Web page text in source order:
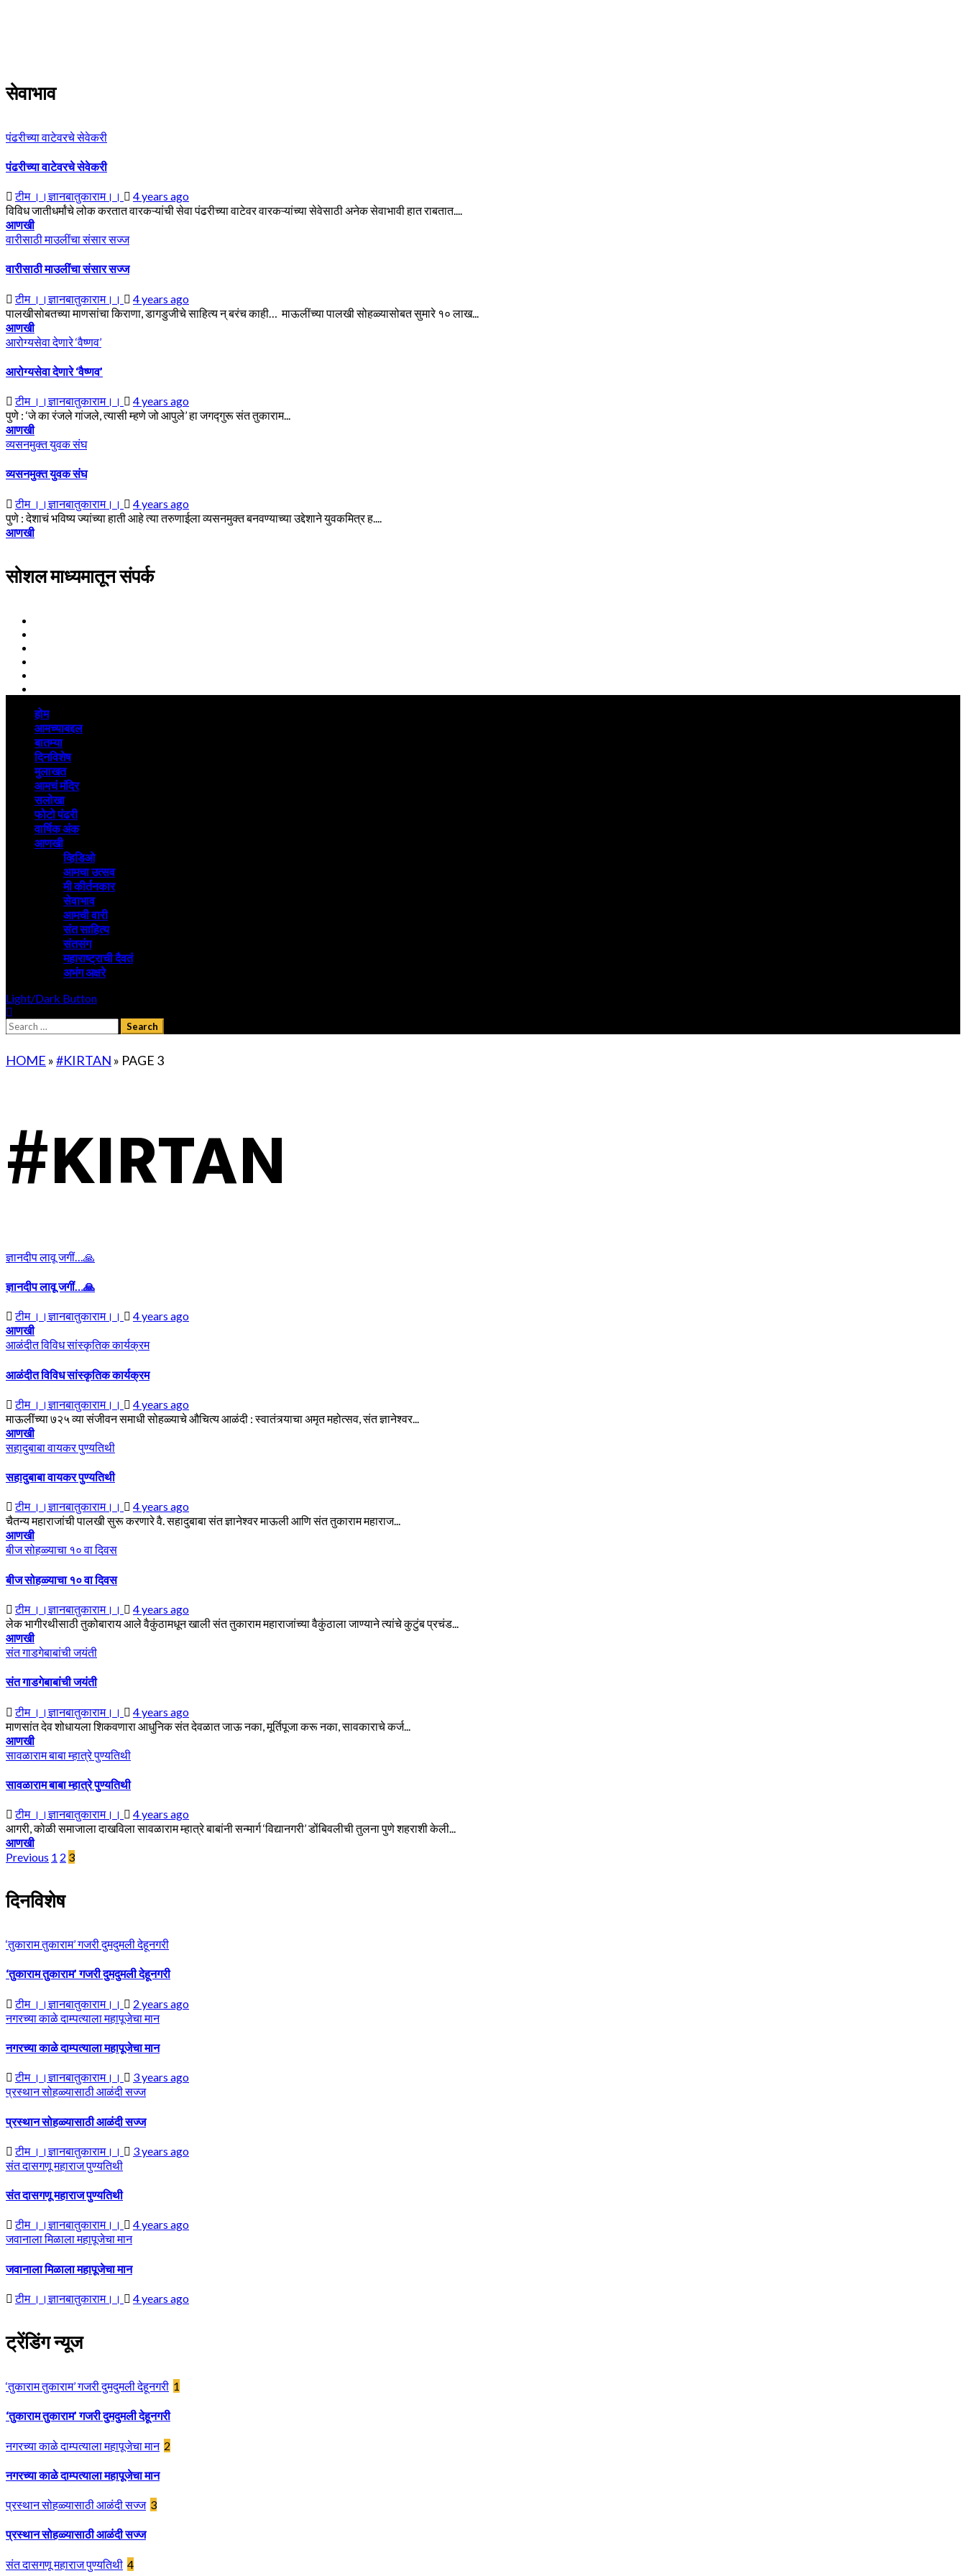
सेवाभाव
पंढरीच्या वाटेवरचे सेवेकरी
पंढरीच्या वाटेवरचे सेवेकरी
टीम ।।ज्ञानबातुकाराम।।
4 years ago
विविध जातीधर्मांचे लोक करतात वारकऱ्यांची सेवा पंढरीच्या वाटेवर वारकऱ्यांच्या सेवेसाठी अनेक सेवाभावी हात राबतात....
आणखी
वारीसाठी माउलींचा संसार सज्ज
वारीसाठी माउलींचा संसार सज्ज
टीम ।।ज्ञानबातुकाराम।।
4 years ago
पालखीसोबतच्या माणसांचा किराणा, डागडुजीचे साहित्य न् बरंच काही… माऊलींच्या पालखी सोहळ्यासोबत सुमारे १० लाख...
आणखी
आरोग्यसेवा देणारे ‘वैष्णव’
आरोग्यसेवा देणारे ‘वैष्णव’
टीम ।।ज्ञानबातुकाराम।।
4 years ago
पुणे : ‘जे का रंजले गांजले, त्यासी म्हणे जो आपुले’ हा जगद्गुरू संत तुकाराम...
आणखी
व्यसनमुक्त युवक संघ
व्यसनमुक्त युवक संघ
टीम ।।ज्ञानबातुकाराम।।
4 years ago
पुणे : देशाचं भविष्य ज्यांच्या हाती आहे त्या तरुणाईला व्यसनमुक्त बनवण्याच्या उद्देशाने युवकमित्र ह....
आणखी
सोशल माध्यमातून संपर्क
Primary
होम
आमच्याबद्दल
बातम्या
दिनविशेष
मुलाखत
आमचं मंदिर
सलोखा
फोटो पंढरी
वार्षिक अंक
आणखी
व्हिडिओ
आमचा उत्सव
मी कीर्तनकार
सेवाभाव
आमची वारी
संत साहित्य
संतसंग
महाराष्ट्राची दैवतं
अभंग अक्षरे
Light/Dark Button
Search
for:
HOME »#KIRTAN » PAGE 3
#KIRTAN
ज्ञानदीप लावू जगीं…🙏
ज्ञानदीप लावू जगीं…🙏
टीम ।।ज्ञानबातुकाराम।।
4 years ago
आणखी
आळंदीत विविध सांस्कृतिक कार्यक्रम
आळंदीत विविध सांस्कृतिक कार्यक्रम
टीम ।।ज्ञानबातुकाराम।।
4 years ago
माऊलींच्या ७२५ व्या संजीवन समाधी सोहळ्याचे औचित्य आळंदी : स्वातंत्र्याचा अमृत महोत्सव, संत ज्ञानेश्वर...
आणखी
सहादुबाबा वायकर पुण्यतिथी
सहादुबाबा वायकर पुण्यतिथी
टीम ।।ज्ञानबातुकाराम।।
4 years ago
चैतन्य महाराजांची पालखी सुरू करणारे वै. सहादुबाबा संत ज्ञानेश्वर माऊली आणि संत तुकाराम महाराज...
आणखी
बीज सोहळ्याचा १० वा दिवस
बीज सोहळ्याचा १० वा दिवस
टीम ।।ज्ञानबातुकाराम।।
4 years ago
लेक भागीरथीसाठी तुकोबाराय आले वैकुंठामधून खाली संत तुकाराम महाराजांच्या वैकुंठाला जाण्याने त्यांचे कुटुंब प्रचंड...
आणखी
संत गाडगेबाबांची जयंती
संत गाडगेबाबांची जयंती
टीम ।।ज्ञानबातुकाराम।।
4 years ago
माणसांत देव शोधायला शिकवणारा आधुनिक संत देवळात जाऊ नका, मूर्तिपूजा करू नका, सावकाराचे कर्ज...
आणखी
सावळाराम बाबा म्हात्रे पुण्यतिथी
सावळाराम बाबा म्हात्रे पुण्यतिथी
टीम ।।ज्ञानबातुकाराम।।
4 years ago
आगरी, कोळी समाजाला दाखविला सावळाराम म्हात्रे बाबांनी सन्मार्ग ‘विद्यानगरी’ डोंबिवलीची तुलना पुणे शहराशी केली...
आणखी
Posts
Previous 1 2 3
दिनविशेष
‘तुकाराम तुकाराम’ गजरी दुमदुमली देहूनगरी
‘तुकाराम तुकाराम’ गजरी दुमदुमली देहूनगरी
टीम ।।ज्ञानबातुकाराम।।
2 years ago
नगरच्या काळे दाम्पत्याला महापूजेचा मान
नगरच्या काळे दाम्पत्याला महापूजेचा मान
टीम ।।ज्ञानबातुकाराम।।
3 years ago
प्रस्थान सोहळ्यासाठी आळंदी सज्ज
प्रस्थान सोहळ्यासाठी आळंदी सज्ज
टीम ।।ज्ञानबातुकाराम।।
3 years ago
संत दासगणू महाराज पुण्यतिथी
संत दासगणू महाराज पुण्यतिथी
टीम ।।ज्ञानबातुकाराम।।
4 years ago
जवानाला मिळाला महापूजेचा मान
जवानाला मिळाला महापूजेचा मान
टीम ।।ज्ञानबातुकाराम।। 4 years ago
ट्रेंडिंग न्यूज
‘तुकाराम तुकाराम’ गजरी दुमदुमली देहूनगरी 1
‘तुकाराम तुकाराम’ गजरी दुमदुमली देहूनगरी
नगरच्या काळे दाम्पत्याला महापूजेचा मान 2
नगरच्या काळे दाम्पत्याला महापूजेचा मान
प्रस्थान सोहळ्यासाठी आळंदी सज्ज 3
प्रस्थान सोहळ्यासाठी आळंदी सज्ज
संत दासगणू महाराज पुण्यतिथी 4